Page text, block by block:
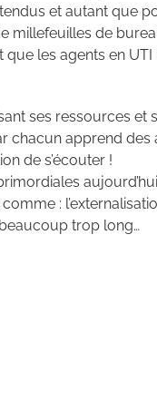
et autant que
millefeuilles de
les agents en UTI
ses ressources
chacun apprend
de s’écouter !
:
trop long…